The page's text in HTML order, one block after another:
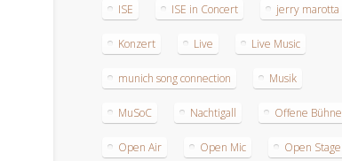
ISE ISE in Concert jerry marotta
Konzert Live Live Music
munich song connection Musik
MuSoC Nachtigall Offene Bühne
Open Air Open Mic Open Stage